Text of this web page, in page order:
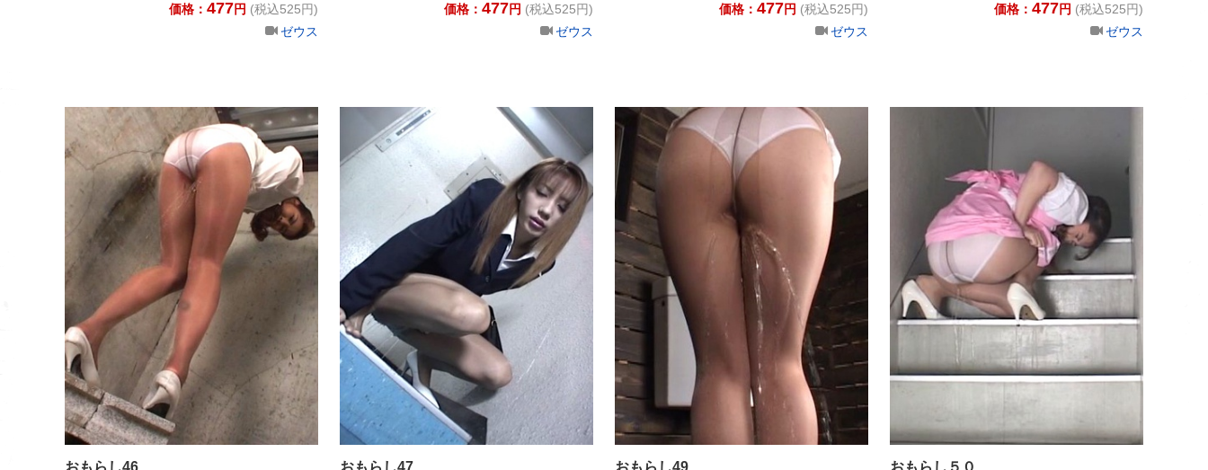
価格： 477円 (税込525円)
ゼウス
価格： 477円 (税込525円)
ゼウス
価格： 477円 (税込525円)
ゼウス
価格： 477円 (税込525円)
ゼウス
おもらし46
おもらし46
おもらし47
おもらし47
おもらし49
おもらし49 おもらし５０